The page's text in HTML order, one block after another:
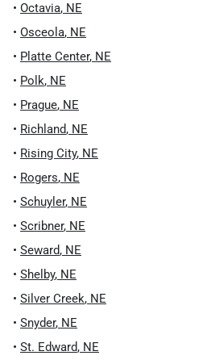
• Octavia, NE
• Osceola, NE
• Platte Center, NE
• Polk, NE
• Prague, NE
• Richland, NE
• Rising City, NE
• Rogers, NE
• Schuyler, NE
• Scribner, NE
• Seward, NE
• Shelby, NE
• Silver Creek, NE
• Snyder, NE
• St. Edward, NE